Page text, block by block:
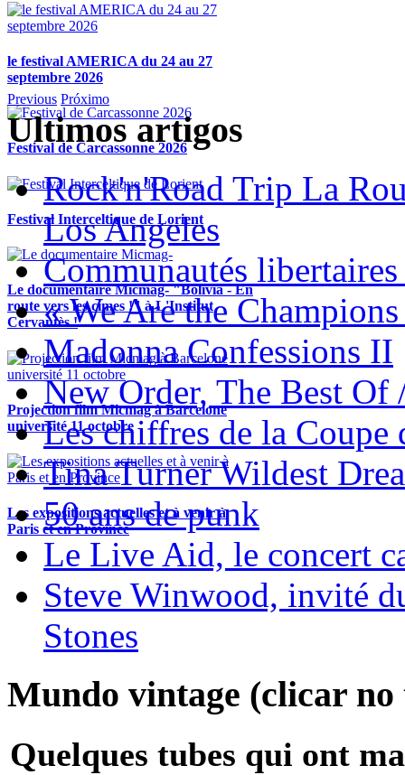
le festival AMERICA du 24 au 27
septembre 2026
Festival de Carcassonne 2026
Festival Interceltique de Lorient
Le documentaire Micmag- "Bolivia - En
route vers les cimes !" à L'Institut
Cervantès !
Projection film Micmag à Barcelone
université 11 octobre
Les expositions actuelles et à venir à
Paris et en Province
Previous Próximo
Ultimos artigos
Rock'n'Road Trip La
Los Angeles
Communautés libertaires
« We Are the
Madonna Confessions II
New Order, The Best Of
Les chiffres de la Coupe
Tina Turner Wildest
50 ans de punk
Le Live Aid, le concert
Steve Winwood, invité
Stones
Mundo vintage (clicar
Quelques tubes qui ont